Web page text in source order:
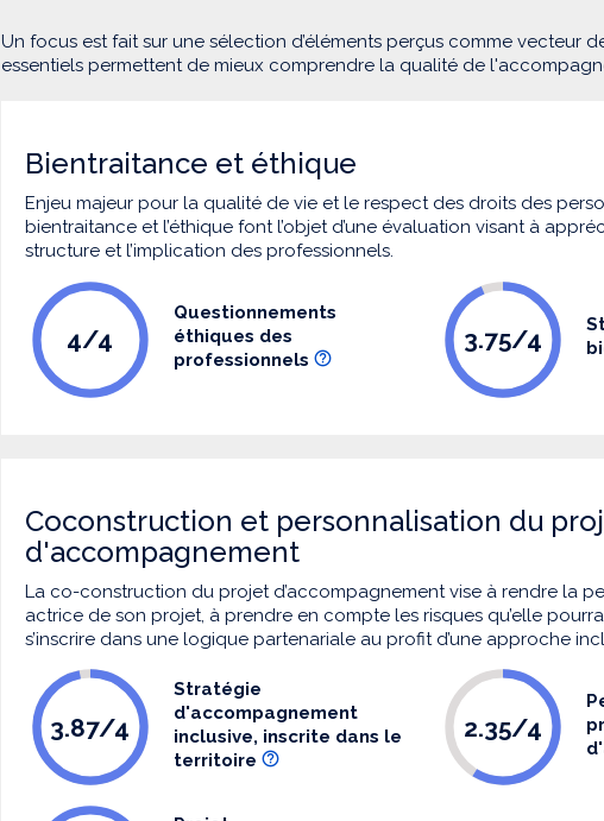
Un focus est fait sur une sélection d’éléments perçus comme vecteur
essentiels permettent de mieux comprendre la qualité de
Bientraitance et éthique
Enjeu majeur pour la qualité de vie et le respect des droits des
bientraitance et l’éthique font l’objet d’une évaluation visant à
structure et l’implication des professionnels.
4/4
Questionnements
éthiques des
professionnels
3.75/4
Coconstruction et personnalisation du
d'accompagnement
La co-construction du projet d’accompagnement vise à rendre la
actrice de son projet, à prendre en compte les risques qu’elle
s’inscrire dans une logique partenariale au profit d’une approche
3.87/4
Stratégie
d'accompagnement
inclusive, inscrite dans le
territoire
2.35/4